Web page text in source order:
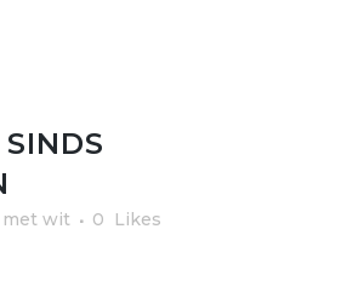
met wit 0
Likes